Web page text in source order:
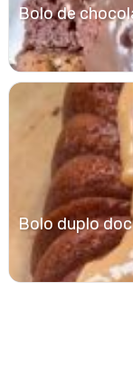
Bolo de
Bolo duplo